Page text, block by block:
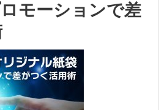
ロモーションで差